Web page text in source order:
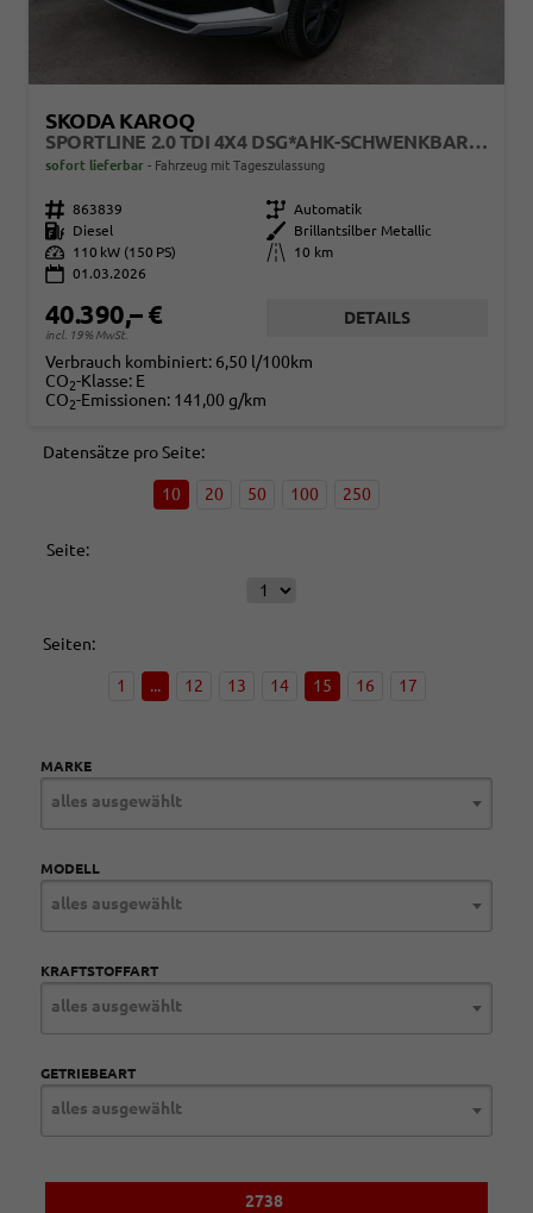
SKODA KAROQ
SPORTLINE 2.0 TDI 4X4 DSG*AHK-SCHWENKBAR*ACC*PDC-HI*LED*SHZ*TEMPOMAT*KLIMA
sofort lieferbar Fahrzeug mit Tageszulassung
Fahrzeugnr. 863839 Getriebe Automatik
Kraftstoff
Diesel Außenfarbe
Brillantsilber Metallic
Leistung
110 kW (150 PS) Kilometerstand
10 km
01.03.2026
40.390,– €
incl. 19% MwSt.
DETAILS
Verbrauch kombiniert: 6,50 l/100km
CO2-Klasse: E
CO2-Emissionen: 141,00 g/km
Datensätze pro Seite:
10 20 50 100 250
Seite:
Seiten:
1 ... 12 13 14 15 16 17
MARKE
alles ausgewählt
MODELL
alles ausgewählt
KRAFTSTOFFART
alles ausgewählt
GETRIEBEART
alles ausgewählt
2738